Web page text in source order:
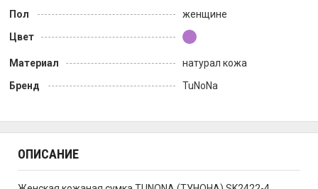
Пол
женщине
Цвет
Материал
натурал кожа
Бренд
TuNoNа
ОПИСАНИЕ